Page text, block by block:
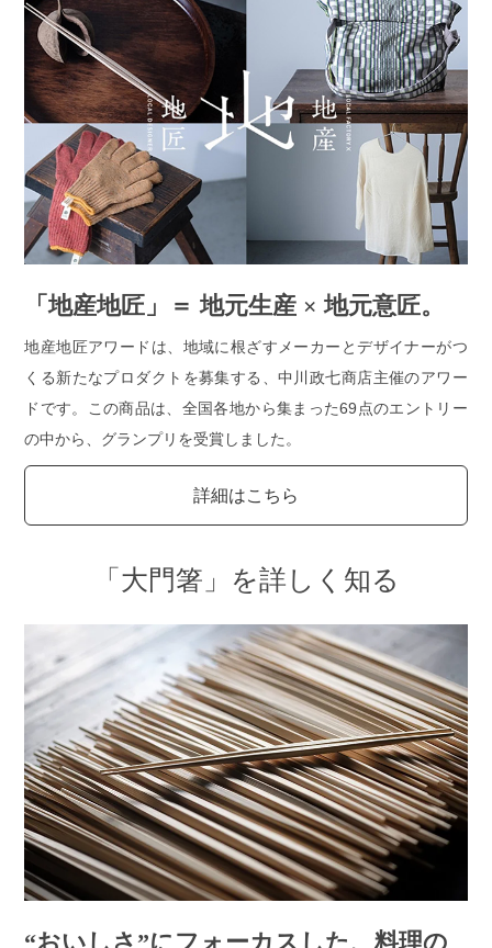
「地産地匠」＝ 地元生産 × 地元意匠。
地産地匠アワードは、地域に根ざすメーカーとデザイナーがつ
くる新たなプロダクトを募集する、中川政七商店主催のアワー
ドです。この商品は、全国各地から集まった69点のエントリー
の中から、グランプリを受賞しました。
詳細はこちら
「大門箸」を詳しく知る